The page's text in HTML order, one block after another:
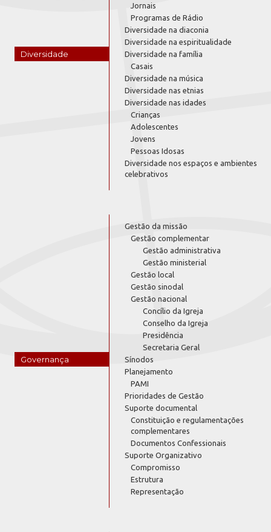
Diversidade
Jornais
Programas de Rádio
Diversidade na diaconia
Diversidade na espiritualidade
Diversidade na família
Casais
Diversidade na música
Diversidade nas etnias
Diversidade nas idades
Crianças
Adolescentes
Jovens
Pessoas Idosas
Diversidade nos espaços e ambientes
celebrativos
Governança
Gestão da missão
Gestão complementar
Gestão administrativa
Gestão ministerial
Gestão local
Gestão sinodal
Gestão nacional
Concílio da Igreja
Conselho da Igreja
Presidência
Secretaria Geral
Sínodos
Planejamento
PAMI
Prioridades de Gestão
Suporte documental
Constituição e regulamentações
complementares
Documentos Confessionais
Suporte Organizativo
Compromisso
Estrutura
Representação